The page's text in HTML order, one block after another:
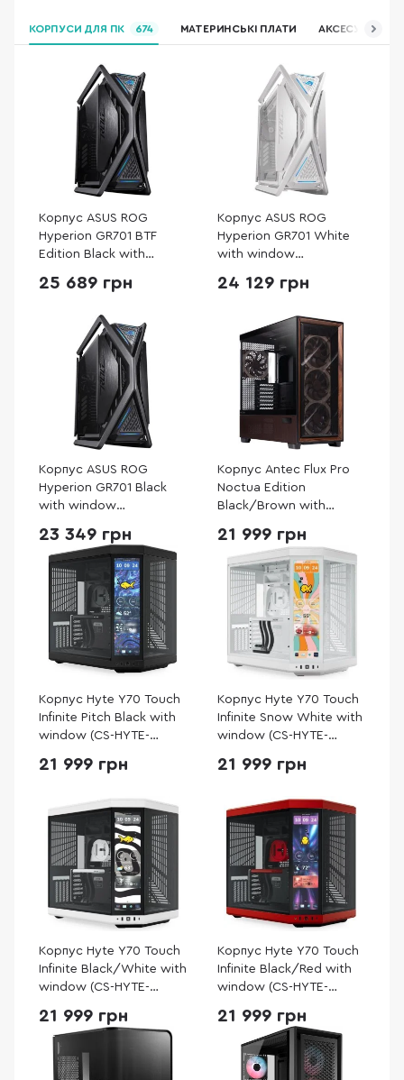
КОРПУСИ ДЛЯ ПК 674 МАТЕРИНСЬКІ ПЛАТИ АКСЕСУАРИ
Корпус ASUS ROG
Hyperion GR701 BTF
Edition Black with
B39020)
25 689 грн
Корпус ASUS ROG
Hyperion GR701 White
with window
24 129 грн
Корпус ASUS ROG
Hyperion GR701 Black
with window
23 349 грн
Корпус Antec Flux Pro
Noctua Edition
Black/Brown with
Noctua Edition)
21 999 грн
Корпус Hyte Y70 Touch
Infinite Pitch Black with
window (CS-HYTE-
21 999 грн
Корпус Hyte Y70 Touch
Infinite Snow White with
window (CS-HYTE-
21 999 грн
Корпус Hyte Y70 Touch
Infinite Black/White with
window (CS-HYTE-
21 999 грн
Корпус Hyte Y70 Touch
Infinite Black/Red with
window (CS-HYTE-
21 999 грн